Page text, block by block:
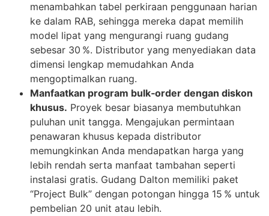
menambahkan tabel perkiraan penggunaan harian
ke dalam RAB, sehingga mereka dapat memilih
model lipat yang mengurangi ruang gudang
sebesar 30 %. Distributor yang menyediakan data
dimensi lengkap memudahkan Anda
mengoptimalkan ruang.
Manfaatkan program bulk‑order dengan diskon
khusus. Proyek besar biasanya membutuhkan
puluhan unit tangga. Mengajukan permintaan
penawaran khusus kepada distributor
memungkinkan Anda mendapatkan harga yang
lebih rendah serta manfaat tambahan seperti
instalasi gratis. Gudang Dalton memiliki paket
“Project Bulk” dengan potongan hingga 15 % untuk
pembelian 20 unit atau lebih.